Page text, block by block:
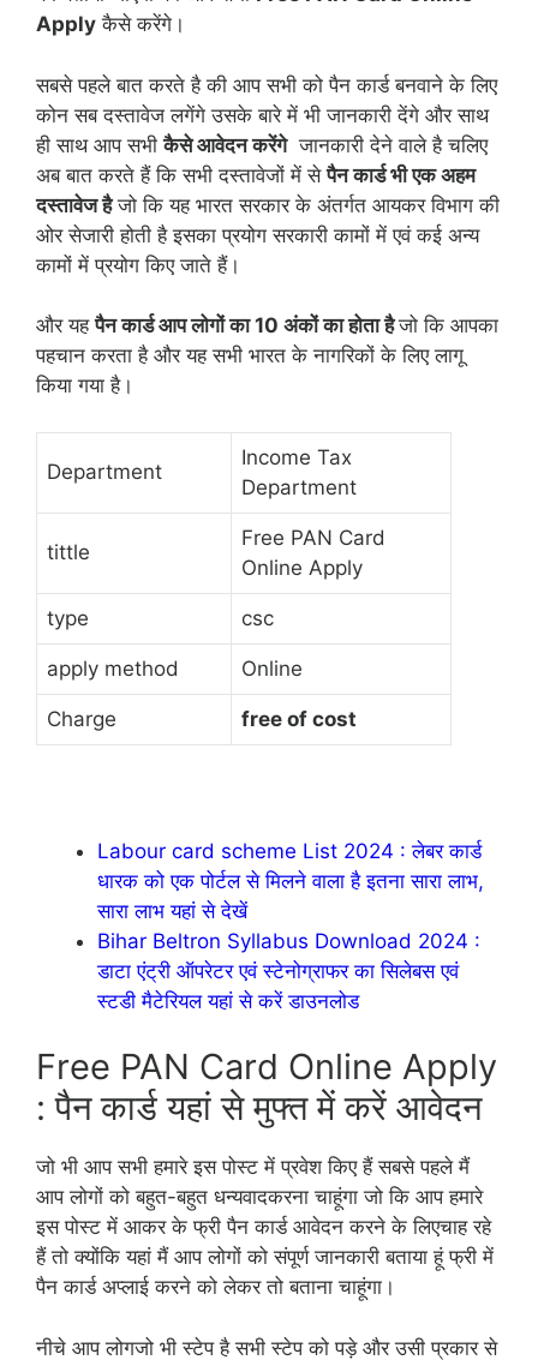
Apply कैसे करेंगे।
सबसे पहले बात करते है की आप सभी को पैन कार्ड बनवाने के लिए
कोन सब दस्तावेज लगेंगे उसके बारे में भी जानकारी देंगे और साथ
ही साथ आप सभीकैसे आवेदन करेंगेजानकारी देने वाले है चलिए
अब बात करते हैं कि सभी दस्तावेजों में सेपैन कार्ड भी एक अहम
दस्तावेज हैजो कि यह भारत सरकार के अंतर्गत आयकर विभाग की
ओर सेजारी होती है इसका प्रयोग सरकारी कामों में एवं कई अन्य
कामों में प्रयोग किए जाते हैं।
और यहपैन कार्ड आप लोगों का 10 अंकों का होता हैजो कि आपका
पहचान करता है और यह सभी भारत के नागरिकों के लिए लागू
किया गया है।
Department
Income Tax
Department
tittle
Free PAN Card
Online Apply
type csc
apply method Online
Charge free of cost
Labour card scheme List 2024 : लेबर कार्ड
धारक को एक पोर्टल से मिलने वाला है इतना सारा लाभ,
सारा लाभ यहां से देखें
Bihar Beltron Syllabus Download 2024 :
डाटा एंट्री ऑपरेटर एवं स्टेनोग्राफर का सिलेबस एवं
स्टडी मैटेरियल यहां से करें डाउनलोड
Free PAN Card Online Apply
: पैन कार्ड यहां से मुफ्त में करें आवेदन
जो भी आप सभी हमारे इस पोस्ट में प्रवेश किए हैं सबसे पहले मैं
आप लोगों को बहुत-बहुत धन्यवादकरना चाहूंगा जो कि आप हमारे
इस पोस्ट में आकर के फ्री पैन कार्ड आवेदन करने के लिएचाह रहे
हैं तो क्योंकि यहां मैं आप लोगों को संपूर्ण जानकारी बताया हूं फ्री में
पैन कार्ड अप्लाई करने को लेकर तो बताना चाहूंगा।
नीचे आप लोगजो भी स्टेप है सभी स्टेप को पड़े और उसी प्रकार से